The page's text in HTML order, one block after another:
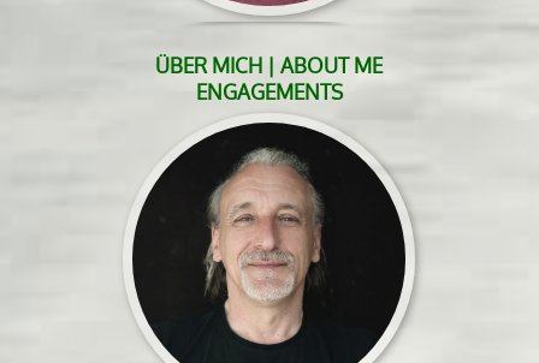
ÜBER MICH | ABOUT ME
ENGAGEMENTS